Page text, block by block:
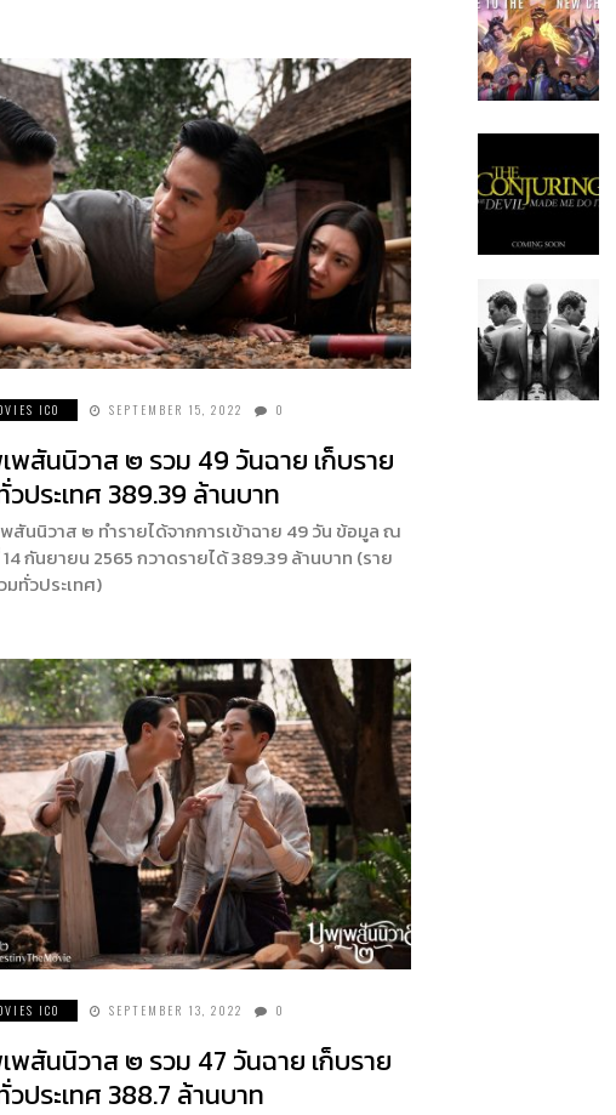
ICO SEPTEMBER 15, 2022 0
พสันนิวาส ๒ รวม 49 วันฉาย เก็บราย
วประเทศ 389.39 ล้านบาท
สันนิวาส ๒ ทำรายได้จากการเข้าฉาย 49 วัน ข้อมูล ณ
กันยายน 2565 กวาดรายได้ 389.39 ล้านบาท (ราย
มทั่วประเทศ)
ICO SEPTEMBER 13, 2022 0
พสันนิวาส ๒ รวม 47 วันฉาย เก็บราย
วประเทศ 388.7 ล้านบาท